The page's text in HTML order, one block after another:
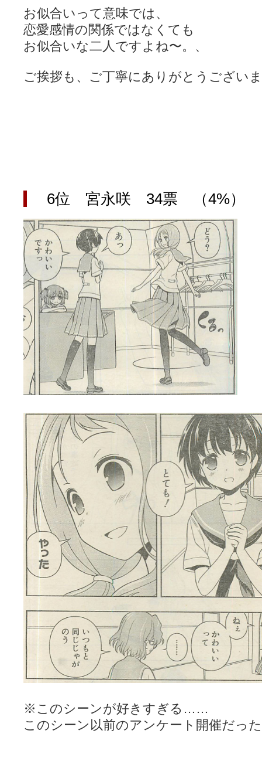
お似合いって意味では、
恋愛感情の関係ではなくても
お似合いな二人ですよね〜。、
ご挨拶も、ご丁寧にありがとうござい
6位 宮永咲 34票 （4%）
※このシーンが好きすぎる……
このシーン以前のアンケート開催だっ